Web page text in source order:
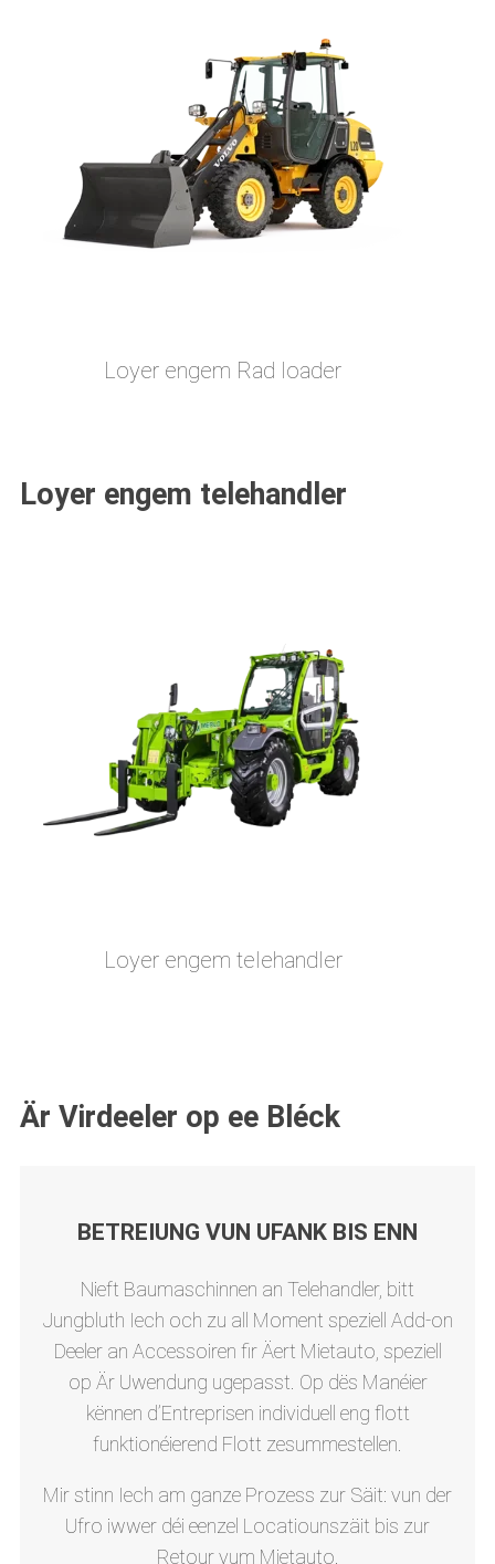
Loyer engem Rad loader
Loyer engem telehandler
Loyer engem telehandler
Är Virdeeler op ee Bléck
BETREIUNG VUN UFANK BIS ENN
Nieft Baumaschinnen an Telehandler, bitt
Jungbluth Iech och zu all Moment speziell Add-on
Deeler an Accessoiren fir Äert Mietauto, speziell
op Är Uwendung ugepasst. Op dës Manéier
kënnen d’Entreprisen individuell eng flott
funktionéierend Flott zesummestellen.
Mir stinn Iech am ganze Prozess zur Säit: vun der
Ufro iwwer déi eenzel Locatiounszäit bis zur
Retour vum Mietauto.